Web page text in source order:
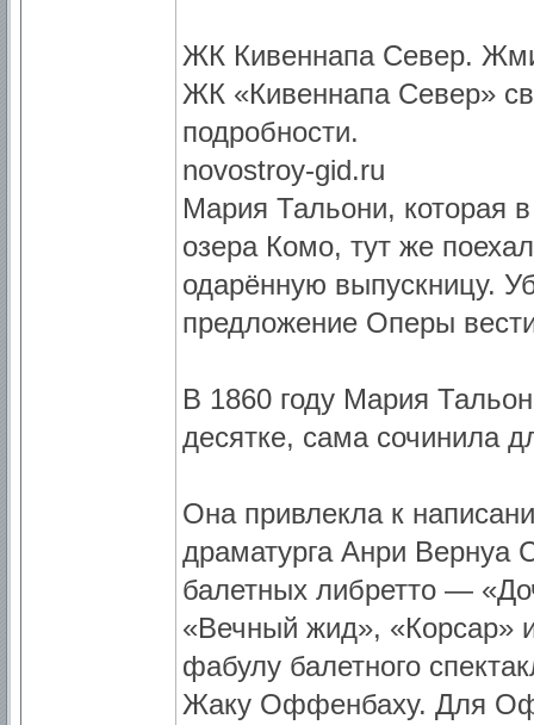
ЖК Кивеннапа Север.
ЖК «Кивеннапа Север»
подробности.
novostroy-gid.ru
Мария Тальони, которая
озера Комо, тут же
одарённую выпускницу.
предложение Оперы
В 1860 году Мария
десятке, сама сочинила
Она привлекла к
драматурга Анри Вернуа
балетных либретто —
«Вечный жид», «Корсар»
фабулу балетного
Жаку Оффенбаху. Для